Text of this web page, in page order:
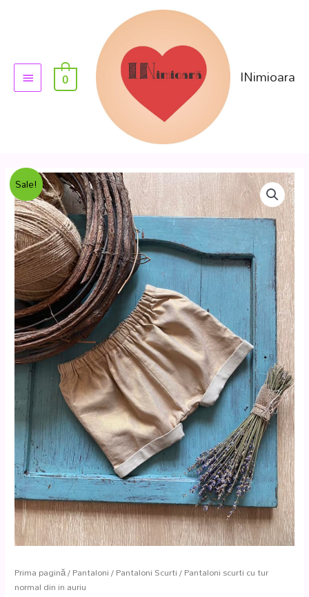
INimioara
0
Sale!
Prima pagină/Pantaloni/Pantaloni Scurti/ Pantaloni scurti cu tur
normal din in auriu